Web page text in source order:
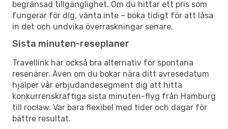
begränsad tillgänglighet. Om du hittar ett pris som
fungerar för dig, vänta inte – boka tidigt för att låsa
in det och undvika överraskningar senare.
Sista minuten-reseplaner
Travellink har också bra alternativ för spontana
resenärer. Även om du bokar nära ditt avresedatum
hjälper vår erbjudandesegment dig att hitta
konkurrenskraftiga sista minuten-flyg från Hamburg
till rocław. Var bara flexibel med tider och dagar för
bättre resultat.